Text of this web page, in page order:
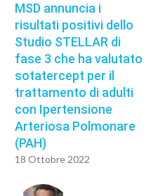
MSD annuncia i
risultati positivi dello
Studio STELLAR di
fase 3 che ha valutato
sotatercept per il
trattamento di adulti
con Ipertensione
Arteriosa Polmonare
(PAH)
18 Ottobre 2022